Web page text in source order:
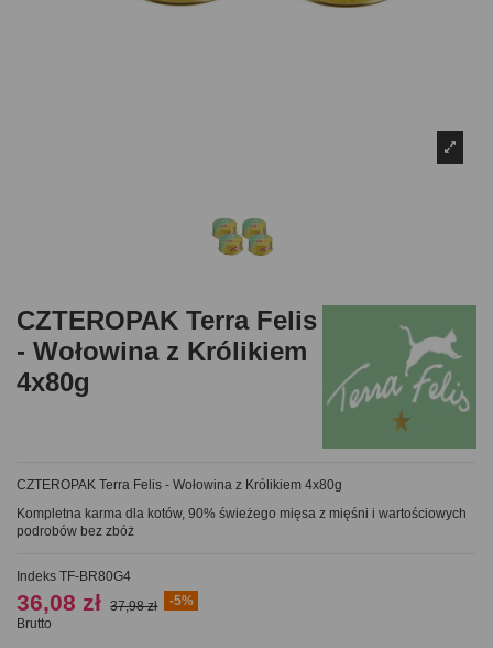
CZTEROPAK Terra Felis
- Wołowina z Królikiem
4x80g
CZTEROPAK Terra Felis - Wołowina z Królikiem 4x80g
Kompletna karma dla kotów, 90% świeżego mięsa z mięśni i wartościowych
podrobów bez zbóż
Indeks TF-BR80G4
36,08 zł 37,98 zł
-5%
Brutto